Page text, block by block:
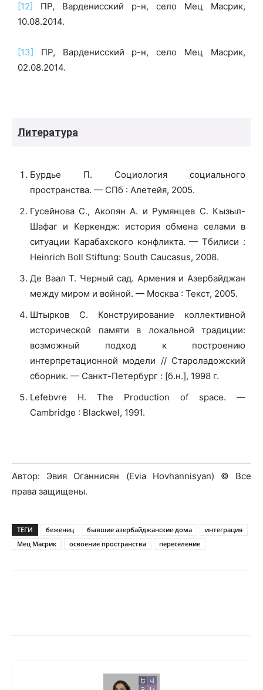
[12]
ПР, Варденисский р-н, село Мец Масрик,
10.08.2014.
[13]
ПР, Варденисский р-н, село Мец Масрик,
02.08.2014.
Литература
Бурдье П. Социология социального
пространства. — СПб : Алетейя, 2005.
Гусейнова С., Акопян А. и Румянцев С. Кызыл-
Шафаг и Керкендж: история обмена селами в
ситуации Карабахского конфликта. — Тбилиси :
Heinrich Boll Stiftung: South Caucasus, 2008.
Де Ваал Т. Черный сад. Армения и Азербайджан
между миром и войной. — Москва : Текст, 2005.
Штырков С. Конструирование коллективной
исторической памяти в локальной традиции:
возможный подход к построению
интерпретационной модели // Староладожский
сборник. — Санкт-Петербург : [б.н.], 1998 г.
Lefebvre H. The Production of space. —
Cambridge : Blackwel, 1991.
Автор: Эвия Оганнисян (Evia Hovhannisyan) © Все
права защищены․
ТЕГИ беженец бывшие азербайджанские дома
интеграция
Мец Масрик
освоение пространства переселение